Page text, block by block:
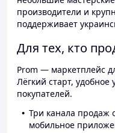
производители и
поддерживает
Для тех, кто
Prom — маркетплейс
Лёгкий старт,
покупателей.
Три канала продаж
мобильное